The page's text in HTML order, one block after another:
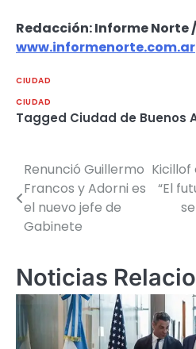
Redacción: Informe Norte /
www.informenorte.com.ar
CIUDAD
CIUDAD
Tagged Ciudad de Buenos
Navegación
de
entradas
Renunció Guillermo
Francos y Adorni es
el nuevo jefe de
Gabinete
Kicillof
“El
Noticias